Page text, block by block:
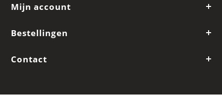
Mijn account
Bestellingen
Contact